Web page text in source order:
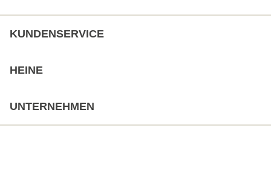
KUNDENSERVICE
HEINE
UNTERNEHMEN